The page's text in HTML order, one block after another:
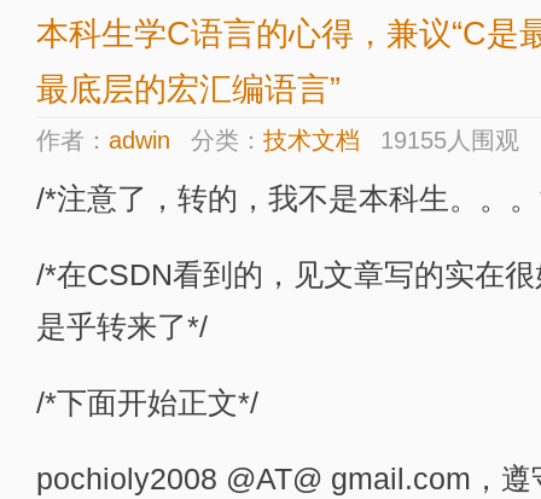
本科生学C语言的心得，兼议“C是
最底层的宏汇编语言”
作者： adwin 分类： 技术文档 19155人围观
/*注意了，转的，我不是本科生。。
/*在CSDN看到的，见文章写的实在
是乎转来了*/
/*下面开始正文*/
pochioly2008 @AT@ gmail.com，